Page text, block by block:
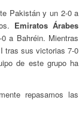
Pakistán y un 2-0 a
Emiratos Árabes
a Bahréin. Mientras
tras sus victorias 7-0
de este grupo ha
repasamos las